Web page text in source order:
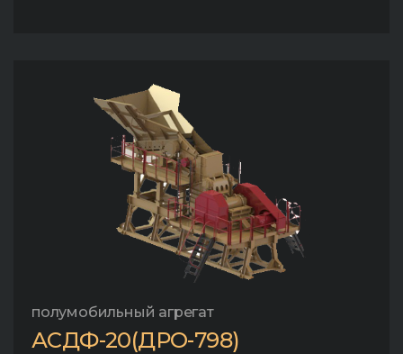
полумобильный агрегат
АСДФ-20(ДРО-798)